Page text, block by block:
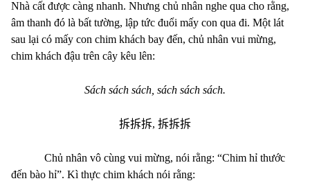
Nhà cất được càng nhanh. Nhưng chủ nhân nghe qua cho rằng,
âm thanh đó là bất tường, lập tức đuổi mấy con qua đi. Một lát
sau lại có mấy con chim khách bay đến, chủ nhân vui mừng,
chim khách đậu trên cây kêu lên:
Sách sách sách, sách sách sách.
拆拆拆, 拆拆拆
Chủ nhân vô cùng vui mừng, nói rằng: “Chim hỉ thước
đến bào hỉ”. Kì thực chim khách nói rằng: